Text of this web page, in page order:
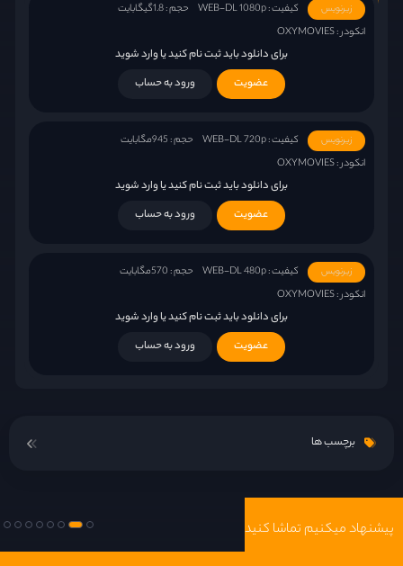
زیرنویس کیفیت : WEB-DL 1080p
حجم : 1.8گیگابایت
انکودر : OXYMOVIES
برای دانلود باید ثبت نام کنید یا وارد شوید
عضویت
ورود به حساب
زیرنویس کیفیت : WEB-DL 720p
حجم : 945مگابایت
انکودر : OXYMOVIES
برای دانلود باید ثبت نام کنید یا وارد شوید
عضویت
ورود به حساب
زیرنویس کیفیت : WEB-DL 480p
حجم : 570مگابایت
انکودر : OXYMOVIES
برای دانلود باید ثبت نام کنید یا وارد شوید
عضویت
ورود به حساب
برچسب ها
پیشنهاد میکنیم تماشا کنید